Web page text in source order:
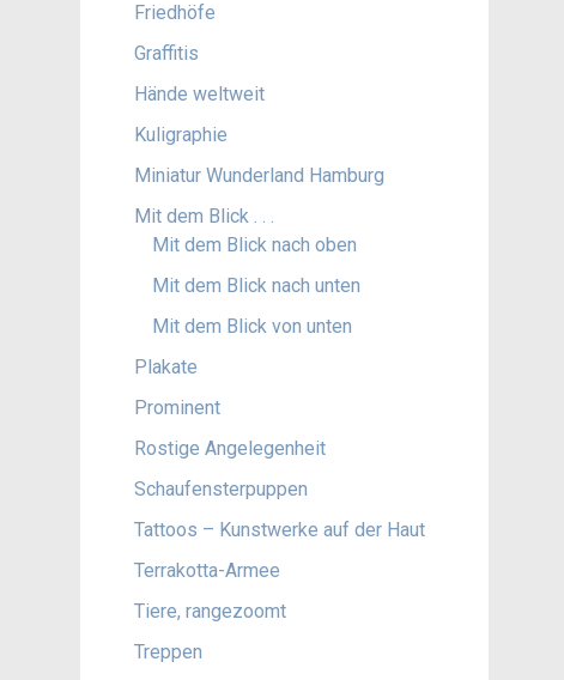
Friedhöfe
Graffitis
Hände weltweit
Kuligraphie
Miniatur Wunderland Hamburg
Mit dem Blick . . .
Mit dem Blick nach oben
Mit dem Blick nach unten
Mit dem Blick von unten
Plakate
Prominent
Rostige Angelegenheit
Schaufensterpuppen
Tattoos – Kunstwerke auf der Haut
Terrakotta-Armee
Tiere, rangezoomt
Treppen